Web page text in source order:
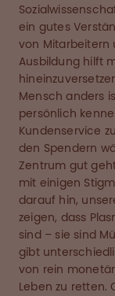
ein gutes
von Mitarbeitern
Ausbildung hilft
Mensch anders
persönlich
Kundenservice
den Spendern
Zentrum gut
mit einigen
darauf hin,
zeigen, dass
sind – sie sind
gibt
von rein
Leben zu retten.